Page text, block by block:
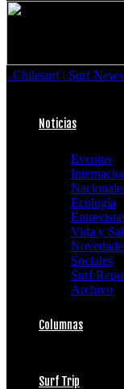
Chilesurf | Surf
Noticias
Eventos
Ecología
Vida y
Sociales
Surf
Archivo
Columnas
Surf Trip